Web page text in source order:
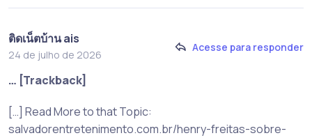
ติดเน็ตบ้าน ais
24 de julho de 2026
Acesse para responder
… [Trackback]
[…] Read More to that Topic:
salvadorentretenimento.com.br/henry-freitas-sobre-